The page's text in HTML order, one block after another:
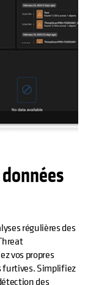
régulières des
vos propres
furtives. Simplifiez
des